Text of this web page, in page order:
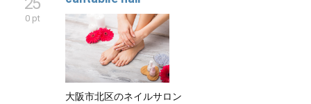
0 pt
大阪市北区のネイルサロン